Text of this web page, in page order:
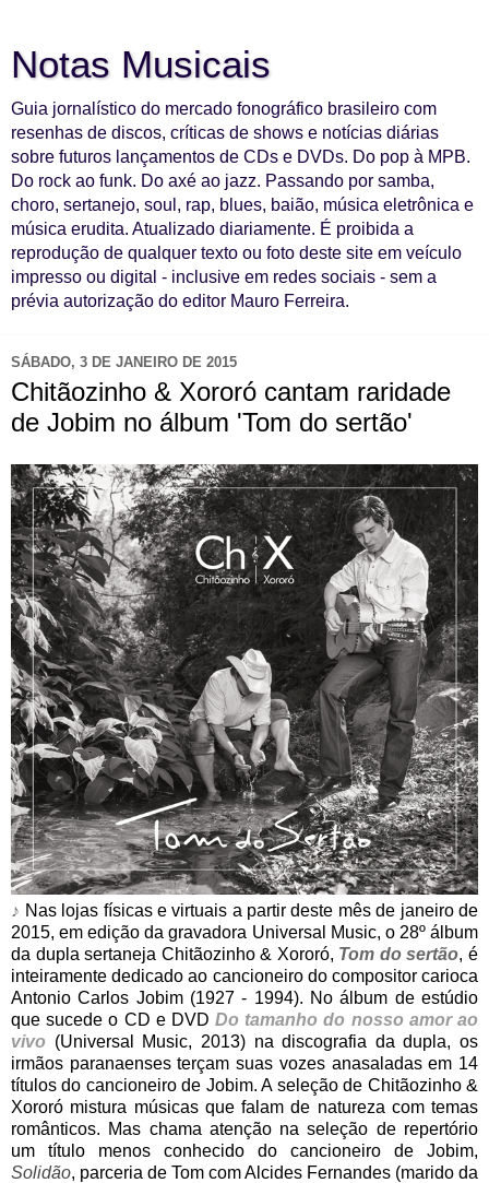
Notas Musicais
Guia jornalístico do mercado fonográfico brasileiro com
resenhas de discos, críticas de shows e notícias diárias
sobre futuros lançamentos de CDs e DVDs. Do pop à MPB.
Do rock ao funk. Do axé ao jazz. Passando por samba,
choro, sertanejo, soul, rap, blues, baião, música eletrônica e
música erudita. Atualizado diariamente. É proibida a
reprodução de qualquer texto ou foto deste site em veículo
impresso ou digital - inclusive em redes sociais - sem a
prévia autorização do editor Mauro Ferreira.
SÁBADO, 3 DE JANEIRO DE 2015
Chitãozinho & Xororó cantam raridade
de Jobim no álbum 'Tom do sertão'
♪ Nas lojas físicas e virtuais a partir deste mês de janeiro de
2015, em edição da gravadora Universal Music, o 28º álbum
da dupla sertaneja Chitãozinho & Xororó, Tom do sertão, é
inteiramente dedicado ao cancioneiro do compositor carioca
Antonio Carlos Jobim (1927 - 1994). No álbum de estúdio
que sucede o CD e DVDDo tamanho do nosso amor ao
vivo (Universal Music, 2013) na discografia da dupla, os
irmãos paranaenses terçam suas vozes anasaladas em 14
títulos do cancioneiro de Jobim. A seleção de Chitãozinho &
Xororó mistura músicas que falam de natureza com temas
românticos. Mas chama atenção na seleção de repertório
um título menos conhecido do cancioneiro de Jobim,
Solidão, parceria de Tom com Alcides Fernandes (marido da